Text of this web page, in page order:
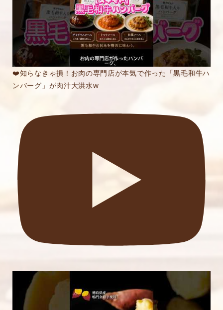
❤️知らなきゃ損！お肉の専門店が本気で作った「黒毛和牛ハ
ンバーグ」が肉汁大洪水w